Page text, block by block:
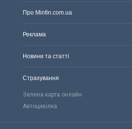
Про Minfin.com.ua
Реклама
Новини та статті
Страхування
Зелена карта онлайн
Автоцивілка